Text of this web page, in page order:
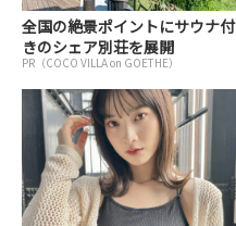
全国の絶景ポイントにサウナ付
きのシェア別荘を展開
PR（COCO VILLA on GOETHE）